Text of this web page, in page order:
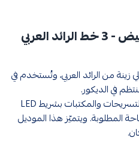
من الرائد العربي، وتُستخدم في
في الديكور.
حل عملي لتعزيز إضاءة المطابخ والتسريحات والمكتبات بشريط LED
المطلوبة. ويتميّز هذا الموديل